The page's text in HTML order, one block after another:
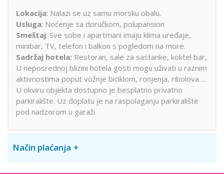
Lokacija: Nalazi se uz samu morsku obalu.
Usluga: Noćenje sa doručkom, polupansion
Smeštaj: Sve sobe i apartmani imaju klima uređaje,
minibar, TV, telefon i balkon s pogledom na more.
Sadržaj hotela: Restoran, sale za sastanke, koktel bar,
U neposrednoj blizini hotela gosti mogu uživati u raznim
aktivnostima poput vožnje biciklom, ronjenja, ribolova….
U okviru objekta dostupno je besplatno privatno
parkiralište. Uz doplatu je na raspolaganju parkiralište
pod nadzorom u garaži
Način plaćanja